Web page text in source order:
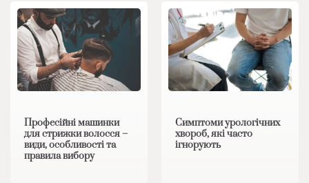
Професійні машинки
для стрижки волосся –
види, особливості та
правила вибору
Симптоми урологічних
хвороб, які часто
ігнорують